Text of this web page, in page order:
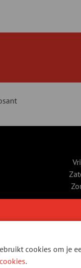
cookies om je
.